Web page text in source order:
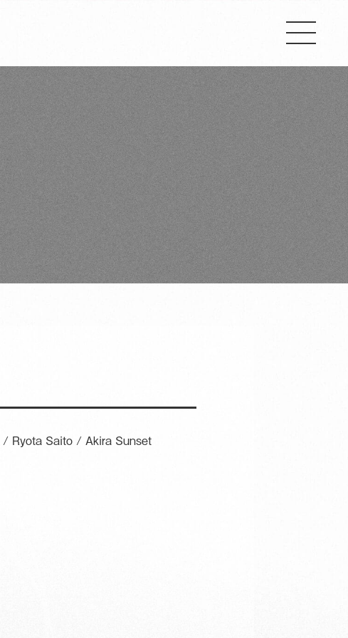
キ / Ryota Saito / Akira Sunset